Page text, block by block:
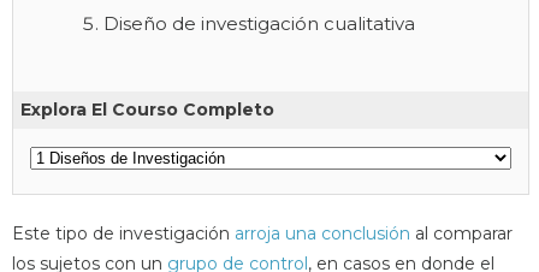
Diseño de investigación cualitativa
Explora El Courso Completo
Este tipo de investigación arroja una conclusión al comparar
los sujetos con un grupo de control, en casos en donde el